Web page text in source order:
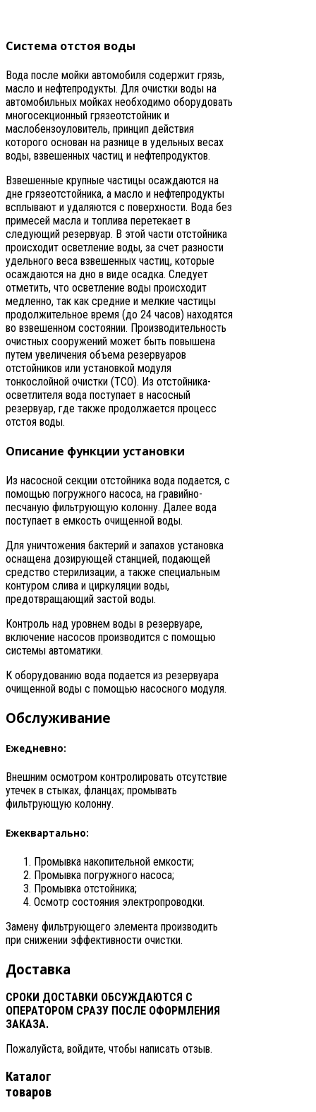
Система отстоя воды
Вода после мойки автомобиля содержит грязь,
масло и нефтепродукты. Для очистки воды на
автомобильных мойках необходимо оборудовать
многосекционный грязеотстойник и
маслобензоуловитель, принцип действия
которого основан на разнице в удельных весах
воды, взвешенных частиц и нефтепродуктов.
Взвешенные крупные частицы осаждаются на
дне грязеотстойника, а масло и нефтепродукты
всплывают и удаляются с поверхности. Вода без
примесей масла и топлива перетекает в
следующий резервуар. В этой части отстойника
происходит осветление воды, за счет разности
удельного веса взвешенных частиц, которые
осаждаются на дно в виде осадка. Следует
отметить, что осветление воды происходит
медленно, так как средние и мелкие частицы
продолжительное время (до 24 часов) находятся
во взвешенном состоянии. Производительность
очистных сооружений может быть повышена
путем увеличения объема резервуаров
отстойников или установкой модуля
тонкослойной очистки (ТСО). Из отстойника-
осветлителя вода поступает в насосный
резервуар, где также продолжается процесс
отстоя воды.
Описание функции установки
Из насосной секции отстойника вода подается, с
помощью погружного насоса, на гравийно-
песчаную фильтрующую колонну. Далее вода
поступает в емкость очищенной воды.
Для уничтожения бактерий и запахов установка
оснащена дозирующей станцией, подающей
средство стерилизации, а также специальным
контуром слива и циркуляции воды,
предотвращающий застой воды.
Контроль над уровнем воды в резервуаре,
включение насосов производится с помощью
системы автоматики.
К оборудованию вода подается из резервуара
очищенной воды с помощью насосного модуля.
Обслуживание
Ежедневно:
Внешним осмотром контролировать отсутствие
утечек в стыках, фланцах; промывать
фильтрующую колонну.
Ежеквартально:
Промывка накопительной емкости;
Промывка погружного насоса;
Промывка отстойника;
Осмотр состояния электропроводки.
Замену фильтрующего элемента производить
при снижении эффективности очистки.
Доставка
СРОКИ ДОСТАВКИ ОБСУЖДАЮТСЯ С
ОПЕРАТОРОМ СРАЗУ ПОСЛЕ ОФОРМЛЕНИЯ
ЗАКАЗА.
Пожалуйста, войдите, чтобы написать отзыв.
Каталог
товаров